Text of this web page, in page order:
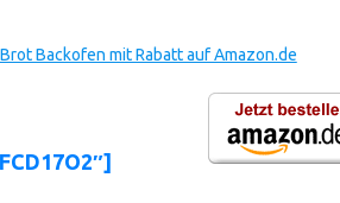
Backofen mit Rabatt auf Amazon.de